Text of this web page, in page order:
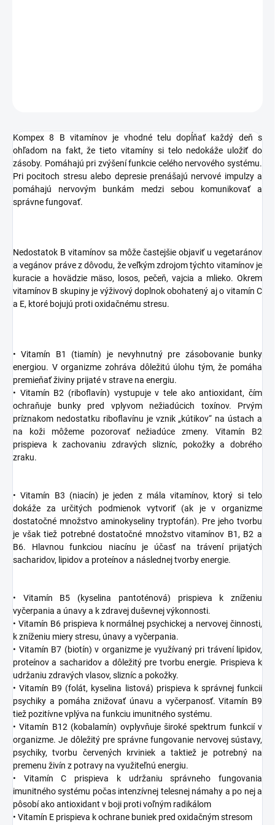
Kompex 8 B vitamínov je vhodné telu dopĺňať každý deň s
ohľadom na fakt, že tieto vitamíny si telo nedokáže uložiť do
zásoby. Pomáhajú pri zvýšení funkcie celého nervového systému.
Pri pocitoch stresu alebo depresie prenášajú nervové impulzy a
pomáhajú nervovým bunkám medzi sebou komunikovať a
správne fungovať.
Nedostatok B vitamínov sa môže častejšie objaviť u vegetaránov
a vegánov práve z dôvodu, že veľkým zdrojom týchto vitamínov je
kuracie a hovädzie mäso, losos, pečeň, vajcia a mlieko. Okrem
vitamínov B skupiny je výživový doplnok obohatený aj o vitamín C
a E, ktoré bojujú proti oxidačnému stresu.
• Vitamín B1 (tiamín) je nevyhnutný pre zásobovanie bunky
energiou. V organizme zohráva dôležitú úlohu tým, že pomáha
premieňať živiny prijaté v strave na energiu.
• Vitamín B2 (riboflavín) vystupuje v tele ako antioxidant, čím
ochraňuje bunky pred vplyvom nežiadúcich toxínov. Prvým
príznakom nedostatku riboflavínu je vznik „kútikov“ na ústach a
na koži môžeme pozorovať nežiadúce zmeny. Vitamín B2
prispieva k zachovaniu zdravých slizníc, pokožky a dobrého
zraku.
• Vitamín B3 (niacín) je jeden z mála vitamínov, ktorý si telo
dokáže za určitých podmienok vytvoriť (ak je v organizme
dostatočné množstvo aminokyseliny tryptofán). Pre jeho tvorbu
je však tiež potrebné dostatočné množstvo vitamínov B1, B2 a
B6. Hlavnou funkciou niacínu je účasť na trávení prijatých
sacharidov, lipidov a proteínov a následnej tvorby energie.
• Vitamín B5 (kyselina pantoténová) prispieva k zníženiu
vyčerpania a únavy a k zdravej duševnej výkonnosti.
• Vitamín B6 prispieva k normálnej psychickej a nervovej činnosti,
k zníženiu miery stresu, únavy a vyčerpania.
• Vitamín B7 (biotín) v organizme je využívaný pri trávení lipidov,
proteínov a sacharidov a dôležitý pre tvorbu energie. Prispieva k
udržaniu zdravých vlasov, slizníc a pokožky.
• Vitamín B9 (folát, kyselina listová) prispieva k správnej funkcii
psychiky a pomáha znižovať únavu a vyčerpanosť. Vitamín B9
tiež pozitívne vplýva na funkciu imunitného systému.
• Vitamín B12 (kobalamín) ovplyvňuje široké spektrum funkcií v
organizme. Je dôležitý pre správne fungovanie nervovej sústavy,
psychiky, tvorbu červených krviniek a taktiež je potrebný na
premenu živín z potravy na využiteľnú energiu.
• Vitamín C prispieva k udržaniu správneho fungovania
imunitného systému počas intenzívnej telesnej námahy a po nej a
pôsobí ako antioxidant v boji proti voľným radikálom
• Vitamín E prispieva k ochrane buniek pred oxidačným stresom